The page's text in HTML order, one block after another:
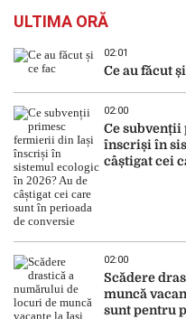
ULTIMA ORĂ
02:01
Ce au făcut
02:00
Ce
înscriși în
câștigat cei
02:00
Scădere
muncă
sunt pentru